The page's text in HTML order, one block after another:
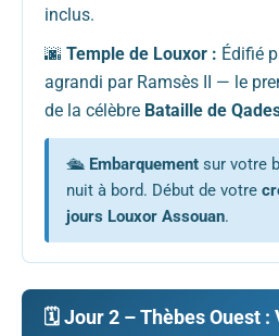
inclus.
🌆 Temple de Louxor : Édifié
agrandi par Ramsès II — le
de la célèbre Bataille de
🛳️ Embarquement sur votre
nuit à bord. Début de votre
jours Louxor Assouan.
🗓️ Jour 2 – Thèbes Ouest :